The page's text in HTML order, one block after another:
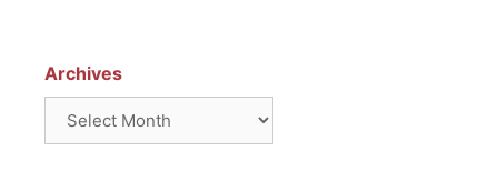
Archives